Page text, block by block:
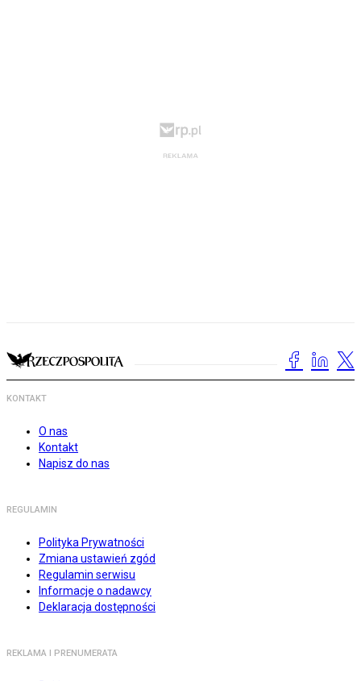
KONTAKT
O nas
Kontakt
Napisz do nas
REGULAMIN
Polityka Prywatności
Zmiana ustawień zgód
Regulamin serwisu
Informacje o nadawcy
Deklaracja dostępności
REKLAMA I PRENUMERATA